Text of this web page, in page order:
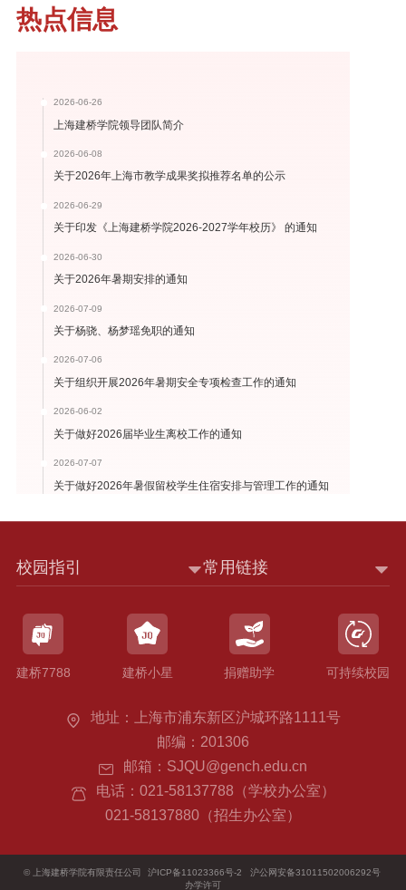
热点信息
2026-06-26
上海建桥学院领导团队简介
2026-06-08
关于2026年上海市教学成果奖拟推荐名单的公示
2026-06-29
关于印发《上海建桥学院2026-2027学年校历》 的通知
2026-06-30
关于2026年暑期安排的通知
2026-07-09
关于杨骁、杨梦瑶免职的通知
2026-07-06
关于组织开展2026年暑期安全专项检查工作的通知
2026-06-02
关于做好2026届毕业生离校工作的通知
2026-07-07
关于做好2026年暑假留校学生住宿安排与管理工作的通知
地址：上海市浦东新区沪城环路1111号
邮编：201306
邮箱：SJQU@gench.edu.cn
电话：021-58137788（学校办公室）
021-58137880（招生办公室）
校园指引 常用链接
建桥7788 建桥小星 捐赠助学 可持续校园
© 上海建桥学院有限责任公司 沪ICP备11023366号-2
沪公网安备31011502006292号
办学许可